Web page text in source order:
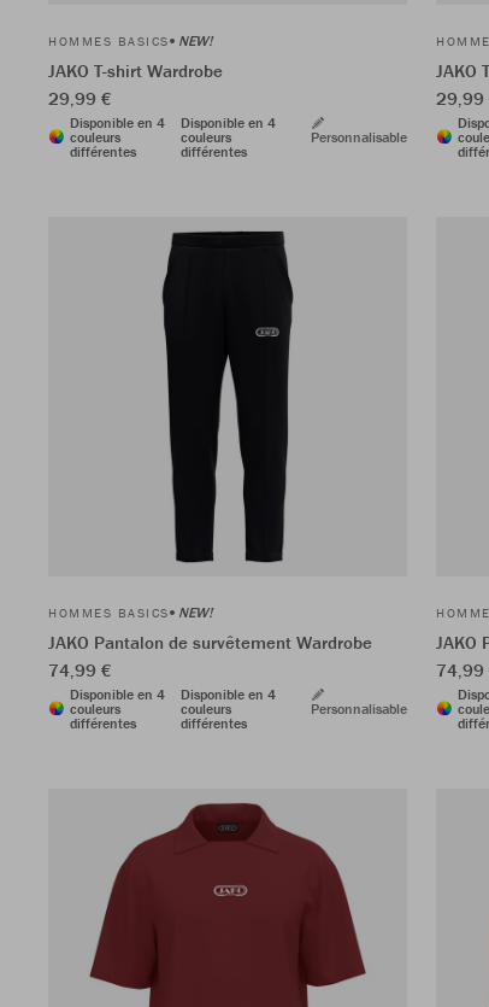
HOMMES BASICS NEW!
JAKO T-shirt Wardrobe
29,99 €
Disponible en 4
couleurs
différentes
Disponible en 4
couleurs
différentes
Personnalisable
JAKO
29,99
HOMMES BASICS NEW!
JAKO Pantalon de survêtement Wardrobe
74,99 €
Disponible en 4
couleurs
différentes
Disponible en 4
couleurs
différentes
Personnalisable
JAKO
74,99